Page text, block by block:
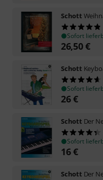
Schott
Sofort
26,50€
Schott
Sofort
26€
Schott Der
Sofort
16€
Schott Der